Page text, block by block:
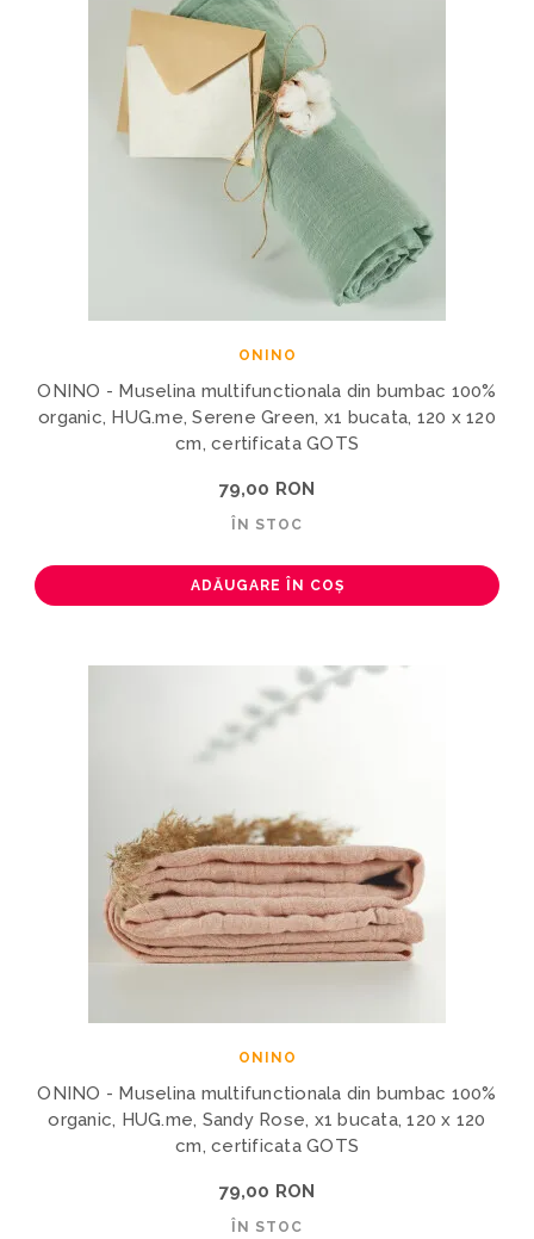
ONINO
ONINO - Muselina multifunctionala din bumbac 100%
organic, HUG.me, Serene Green, x1 bucata, 120 x 120
cm, certificata GOTS
79,00 RON
ÎN STOC
ADĂUGARE ÎN COȘ
ONINO
ONINO - Muselina multifunctionala din bumbac 100%
organic, HUG.me, Sandy Rose, x1 bucata, 120 x 120
cm, certificata GOTS
79,00 RON
ÎN STOC